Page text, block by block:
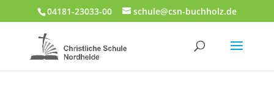
04181-23033-00 schule@csn-buchholz.de